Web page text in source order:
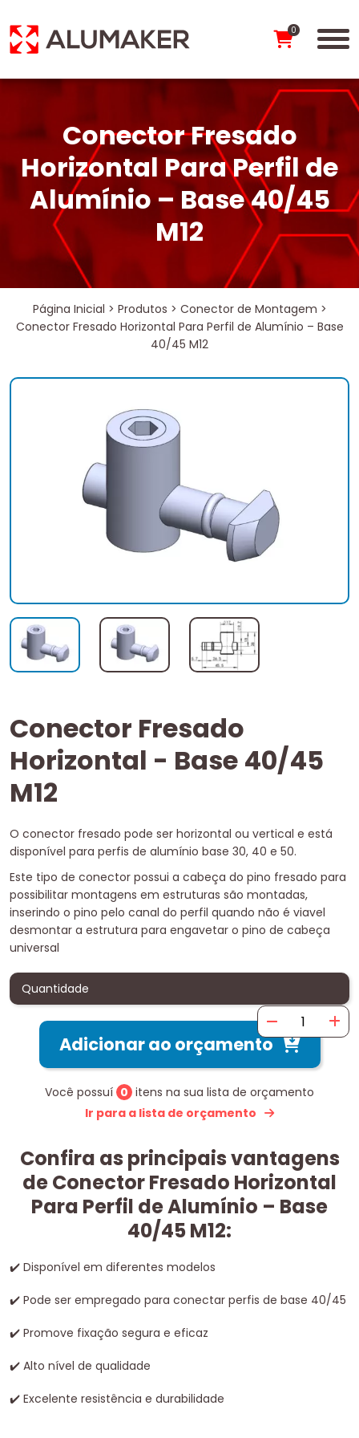
0
Conector Fresado
Horizontal Para Perfil de
Alumínio – Base 40/45
M12
Página Inicial > Produtos > Conector de Montagem >
Conector Fresado Horizontal Para Perfil de Alumínio – Base
40/45 M12
Conector Fresado
Horizontal - Base 40/45
M12
O conector fresado pode ser horizontal ou vertical e está
disponível para perfis de alumínio base 30, 40 e 50.
Este tipo de conector possui a cabeça do pino fresado para
possibilitar montagens em estruturas são montadas,
inserindo o pino pelo canal do perfil quando não é viavel
desmontar a estrutura para engavetar o pino de cabeça
universal
Quantidade
Adicionar ao orçamento
Você possuí 0 itens na sua lista de orçamento
Ir para a lista de orçamento
Confira as principais vantagens
de Conector Fresado Horizontal
Para Perfil de Alumínio – Base
40/45 M12:
✔ ️ Disponível em diferentes modelos
✔ ️ Pode ser empregado para conectar perfis de base 40/45
✔ ️ Promove fixação segura e eficaz
✔ ️ Alto nível de qualidade
✔ Excelente resistência e durabilidade